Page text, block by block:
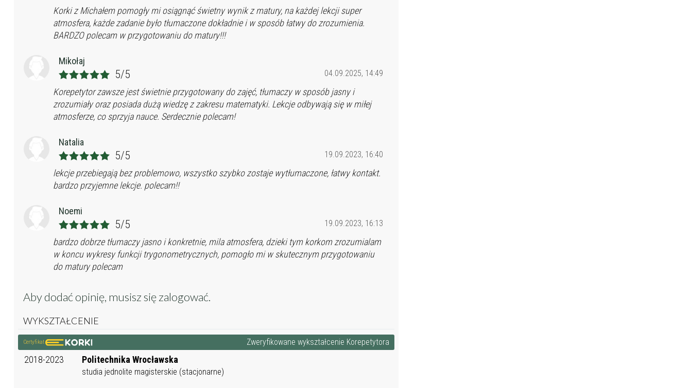
Korki z Michałem pomogły mi osiągnąć świetny wynik z matury, na każdej lekcji super
atmosfera, każde zadanie było tłumaczone dokładnie i w sposób łatwy do zrozumienia.
BARDZO polecam w przygotowaniu do matury!!!
Mikołaj
04.09.2025, 14:49
5/5
Korepetytor zawsze jest świetnie przygotowany do zajęć, tłumaczy w sposób jasny i
zrozumiały oraz posiada dużą wiedzę z zakresu matematyki. Lekcje odbywają się w miłej
atmosferze, co sprzyja nauce. Serdecznie polecam!
Natalia
19.09.2023, 16:40
5/5
lekcje przebiegają bez problemowo, wszystko szybko zostaje wytłumaczone, łatwy kontakt.
bardzo przyjemne lekcje. polecam!!
Noemi
19.09.2023, 16:13
5/5
bardzo dobrze tłumaczy jasno i konkretnie, mila atmosfera, dzieki tym korkom zrozumialam
w koncu wykresy funkcji trygonometrycznych, pomogło mi w skutecznym przygotowaniu
do matury polecam
Aby dodać opinię, musisz sięzalogować.
WYKSZTAŁCENIE
Certyfikat Zweryfikowane wykształcenie Korepetytora
2018-2023 Politechnika Wrocławska
studia jednolite magisterskie (stacjonarne)